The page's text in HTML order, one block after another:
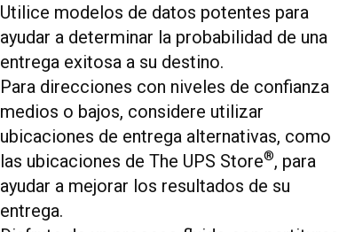
Utilice modelos de datos potentes para
ayudar a determinar la probabilidad de una
entrega exitosa a su destino.
Para direcciones con niveles de confianza
medios o bajos, considere utilizar
ubicaciones de entrega alternativas, como
las ubicaciones de The UPS Store®, para
ayudar a mejorar los resultados de su
entrega.